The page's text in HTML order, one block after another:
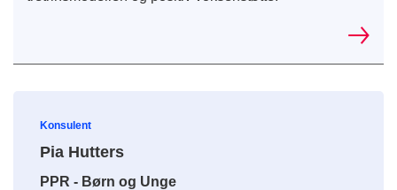
Konsulent
Pia Hutters
PPR - Børn og Unge